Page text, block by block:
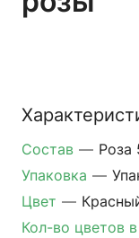
Состав — Роза
Упаковка —
Цвет —
Кол-во цветов